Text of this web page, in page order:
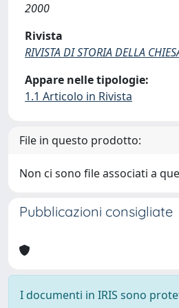
2000
Rivista
RIVISTA DI STORIA DELLA
Appare nelle tipologie:
1.1 Articolo in Rivista
File in questo prodotto:
Non ci sono file associati a
Pubblicazioni consigliate
I documenti in IRIS sono